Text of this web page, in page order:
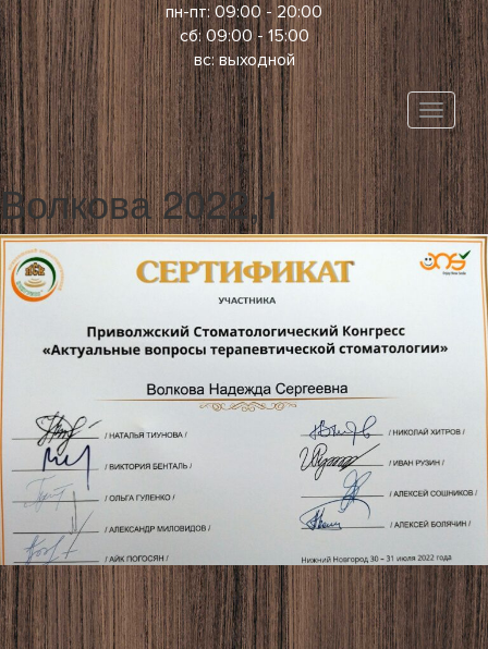
пн-пт: 09:00 - 20:00
сб: 09:00 - 15:00
вс: выходной
Toggle
Волкова 2022,1